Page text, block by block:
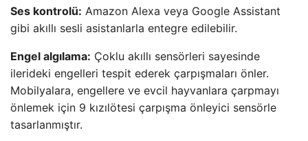
Ses kontrolü: Amazon Alexa veya Google Assistant
gibi akıllı sesli asistanlarla entegre edilebilir.
Engel algılama: Çoklu akıllı sensörleri sayesinde
ilerideki engelleri tespit ederek çarpışmaları önler.
Mobilyalara, engellere ve evcil hayvanlara çarpmayı
önlemek için 9 kızılötesi çarpışma önleyici sensörle
tasarlanmıştır.